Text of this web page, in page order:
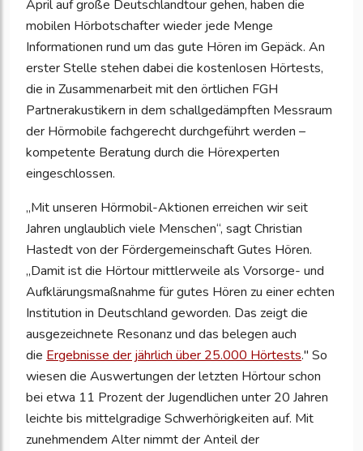
April auf große Deutschlandtour gehen, haben die
mobilen Hörbotschafter wieder jede Menge
Informationen rund um das gute Hören im Gepäck. An
erster Stelle stehen dabei die kostenlosen Hörtests,
die in Zusammenarbeit mit den örtlichen FGH
Partnerakustikern in dem schallgedämpften Messraum
der Hörmobile fachgerecht durchgeführt werden –
kompetente Beratung durch die Hörexperten
eingeschlossen.
„Mit unseren Hörmobil-Aktionen erreichen wir seit
Jahren unglaublich viele Menschen“, sagt Christian
Hastedt von der Fördergemeinschaft Gutes Hören.
„Damit ist die Hörtour mittlerweile als Vorsorge- und
Aufklärungsmaßnahme für gutes Hören zu einer echten
Institution in Deutschland geworden. Das zeigt die
ausgezeichnete Resonanz und das belegen auch
die Ergebnisse der jährlich über 25.000 Hörtests." So
wiesen die Auswertungen der letzten Hörtour schon
bei etwa 11 Prozent der Jugendlichen unter 20 Jahren
leichte bis mittelgradige Schwerhörigkeiten auf. Mit
zunehmendem Alter nimmt der Anteil der